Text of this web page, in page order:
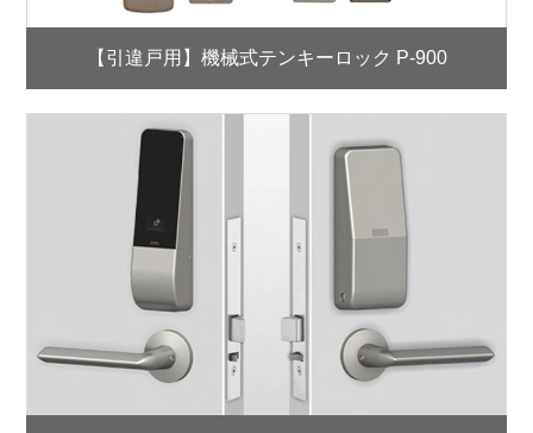
【引違戸用】機械式テンキーロック P-900